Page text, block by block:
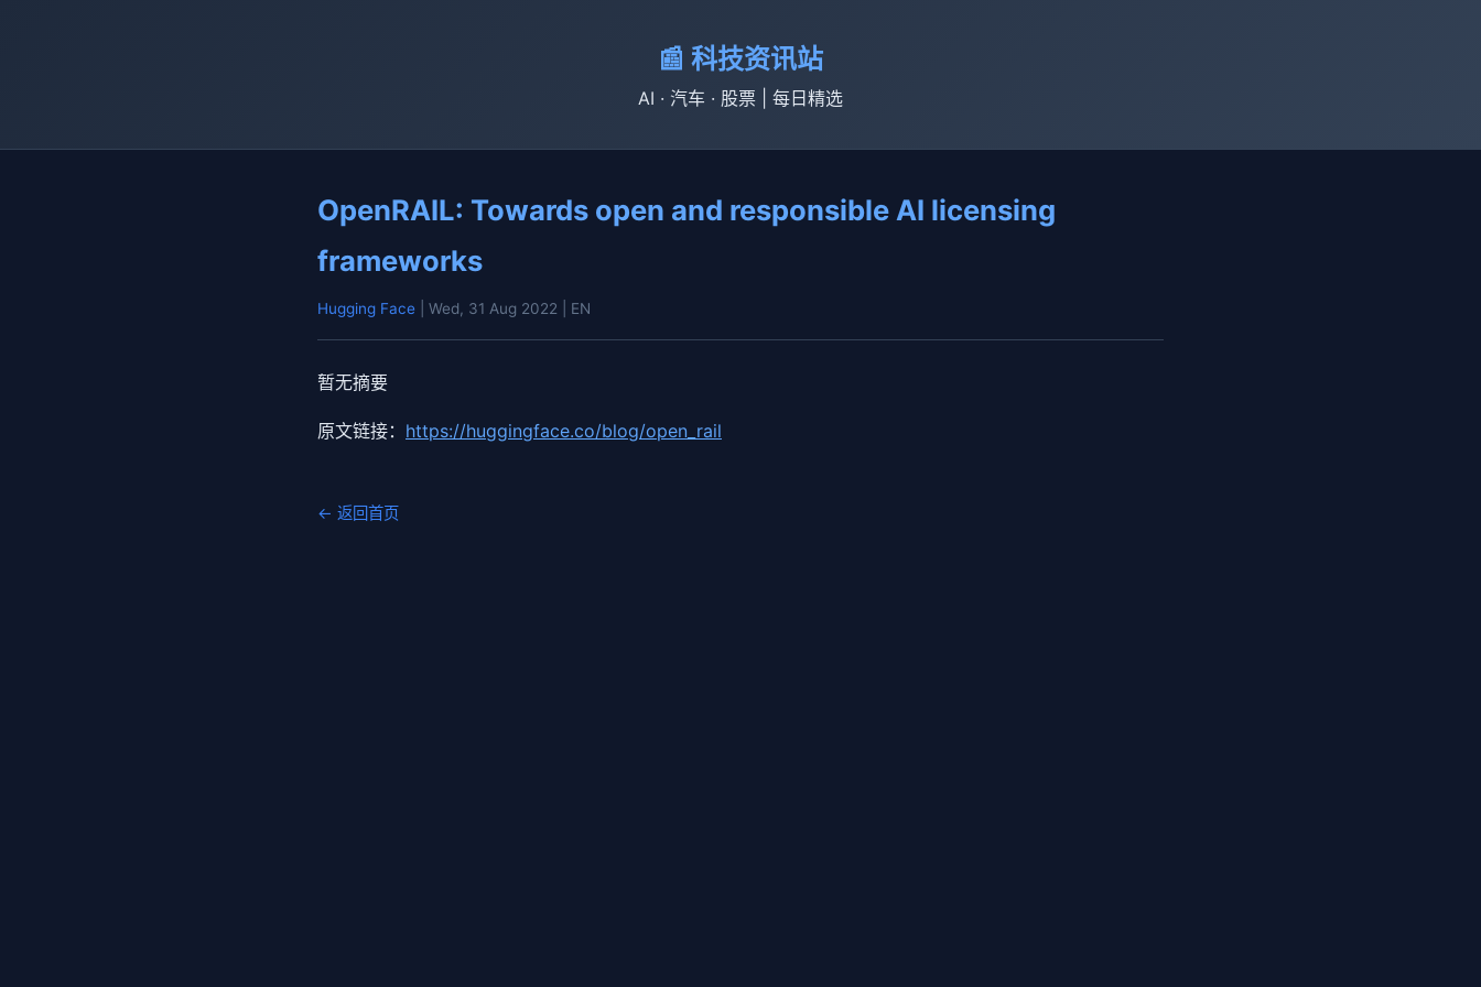
📰 科技资讯站
AI · 汽车 · 股票 | 每日精选
OpenRAIL: Towards open and responsible AI licensing
frameworks
Hugging Face | Wed, 31 Aug 2022 | EN
暂无摘要
原文链接： https://huggingface.co/blog/open_rail
← 返回首页